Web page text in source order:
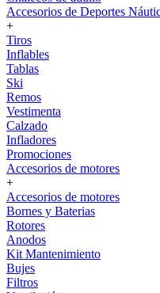
Accesorios de Deportes
+
Tiros
Inflables
Tablas
Ski
Remos
Vestimenta
Calzado
Infladores
Promociones
Accesorios de motores
+
Accesorios de motores
Bornes y Baterias
Rotores
Anodos
Kit Mantenimiento
Bujes
Filtros